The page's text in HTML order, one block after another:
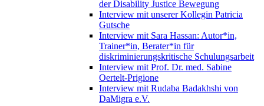
der Disability Justice Bewegung
Interview mit unserer Kollegin Patricia
Gutsche
Interview mit Sara Hassan: Autor*in,
Trainer*in, Berater*in für
diskriminierungskritische Schulungsarbeit
Interview mit Prof. Dr. med. Sabine
Oertelt-Prigione
Interview mit Rudaba Badakhshi von
DaMigra e.V.